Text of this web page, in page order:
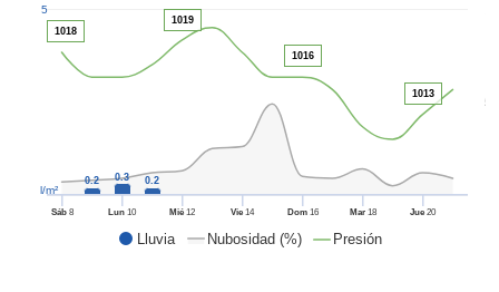
sin coste.
ya sean
nuestros
ACEPTAR
CONTINUAR
Lluvia Nubosidad (%) Presión
50
Sáb8 Lun 10 Mié 12 Vie 14 Dom16 Mar18 Jue 20
5
l/m²
0.2 0.3 0.2
1018
1019
1016
1013